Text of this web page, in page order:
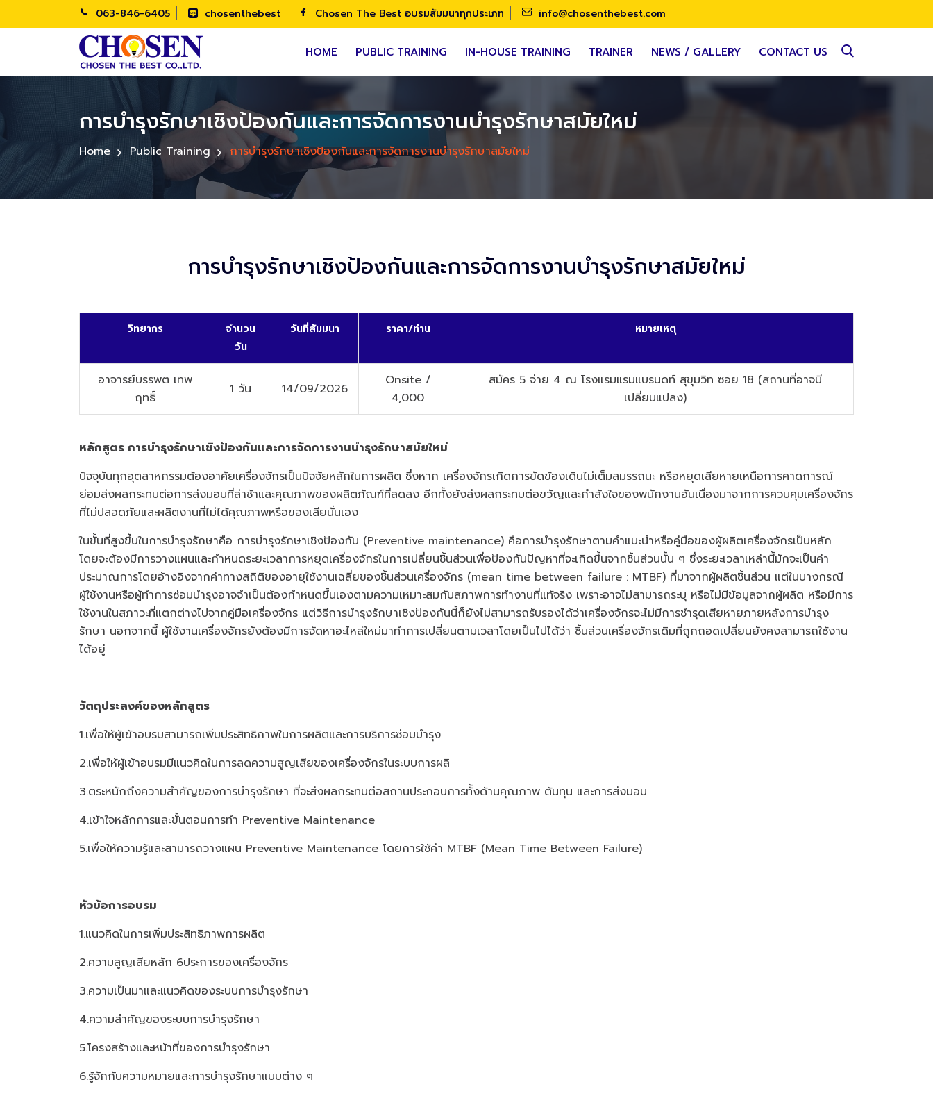
063-846-6405 chosenthebest Chosen The Best อบรมสัมมนาทุกประเภท info@chosenthebest.com
HOME PUBLIC TRAINING IN-HOUSE TRAINING TRAINER NEWS / GALLERY CONTACT US
การบำรุงรักษาเชิงป้องกันและการจัดการงานบำรุงรักษาสมัยใหม่
Home Public Training การบำรุงรักษาเชิงป้องกันและการจัดการงานบำรุงรักษาสมัยใหม่
การบำรุงรักษาเชิงป้องกันและการจัดการงานบำรุงรักษาสมัยใหม่
วิทยากร
จำนวน
วัน
วันที่สัมมนา ราคา/ท่าน หมายเหตุ
อาจารย์บรรพต เทพ
ฤทธิ์
1 วัน 14/09/2026
Onsite /
4,000
สมัคร 5 จ่าย 4 ณ โรงแรมแรมแบรนดท์ สุขุมวิท ซอย 18 (สถานที่อาจมี
เปลี่ยนแปลง)
หลักสูตร การบำรุงรักษาเชิงป้องกันและการจัดการงานบำรุงรักษาสมัยใหม่
ปัจจุบันทุกอุตสาหกรรมต้องอาศัยเครื่องจักรเป็นปัจจัยหลักในการผลิต ซึ่งหาก เครื่องจักรเกิดการขัดข้องเดินไม่เต็มสมรรถนะ หรือหยุดเสียหายเหนือการคาดการณ์
ย่อมส่งผลกระทบต่อการส่งมอบที่ล่าช้าและคุณภาพของผลิตภัณฑ์ที่ลดลง อีกทั้งยังส่งผลกระทบต่อขวัญและกำลังใจของพนักงานอันเนื่องมาจากการควบคุมเครื่องจักร
ที่ไม่ปลอดภัยและผลิตงานที่ไม่ได้คุณภาพหรือของเสียนั่นเอง
ในขั้นที่สูงขึ้นในการบำรุงรักษาคือ การบำรุงรักษาเชิงป้องกัน (Preventive maintenance) คือการบำรุงรักษาตามคำแนะนำหรือคู่มือของผู้ผลิตเครื่องจักรเป็นหลัก
โดยจะต้องมีการวางแผนและกำหนดระยะเวลาการหยุดเครื่องจักรในการเปลี่ยนชิ้นส่วนเพื่อป้องกันปัญหาที่จะเกิดขึ้นจากชิ้นส่วนนั้น ๆ ซึ่งระยะเวลาเหล่านี้มักจะเป็นค่า
ประมาณการโดยอ้างอิงจากค่าทางสถิติของอายุใช้งานเฉลี่ยของชิ้นส่วนเครื่องจักร (mean time between failure : MTBF) ที่มาจากผู้ผลิตชิ้นส่วน แต่ในบางกรณี
ผู้ใช้งานหรือผู้ทำการซ่อมบำรุงอาจจำเป็นต้องกำหนดขึ้นเองตามความเหมาะสมกับสภาพการทำงานที่แท้จริง เพราะอาจไม่สามารถระบุ หรือไม่มีข้อมูลจากผู้ผลิต หรือมีการ
ใช้งานในสภาวะที่แตกต่างไปจากคู่มือเครื่องจักร แต่วิธีการบำรุงรักษาเชิงป้องกันนี้ก็ยังไม่สามารถรับรองได้ว่าเครื่องจักรจะไม่มีการชำรุดเสียหายภายหลังการบำรุง
รักษา นอกจากนี้ ผู้ใช้งานเครื่องจักรยังต้องมีการจัดหาอะไหล่ใหม่มาทำการเปลี่ยนตามเวลาโดยเป็นไปได้ว่า ชิ้นส่วนเครื่องจักรเดิมที่ถูกถอดเปลี่ยนยังคงสามารถใช้งาน
ได้อยู่
วัตถุประสงค์ของหลักสูตร
1.เพื่อให้ผู้เข้าอบรมสามารถเพิ่มประสิทธิภาพในการผลิตและการบริการซ่อมบำรุง
2.เพื่อให้ผู้เข้าอบรมมีแนวคิดในการลดความสูญเสียของเครื่องจักรในระบบการผลิ
3.ตระหนักถึงความสำคัญของการบำรุงรักษา ที่จะส่งผลกระทบต่อสถานประกอบการทั้งด้านคุณภาพ ต้นทุน และการส่งมอบ
4.เข้าใจหลักการและขั้นตอนการทำ Preventive Maintenance
5.เพื่อให้ความรู้และสามารถวางแผน Preventive Maintenance โดยการใช้ค่า MTBF (Mean Time Between Failure)
หัวข้อการอบรม
1.แนวคิดในการเพิ่มประสิทธิภาพการผลิต
2.ความสูญเสียหลัก 6ประการของเครื่องจักร
3.ความเป็นมาและแนวคิดของระบบการบำรุงรักษา
4.ความสำคัญของระบบการบำรุงรักษา
5.โครงสร้างและหน้าที่ของการบำรุงรักษา
6.รู้จักกับความหมายและการบำรุงรักษาแบบต่าง ๆ